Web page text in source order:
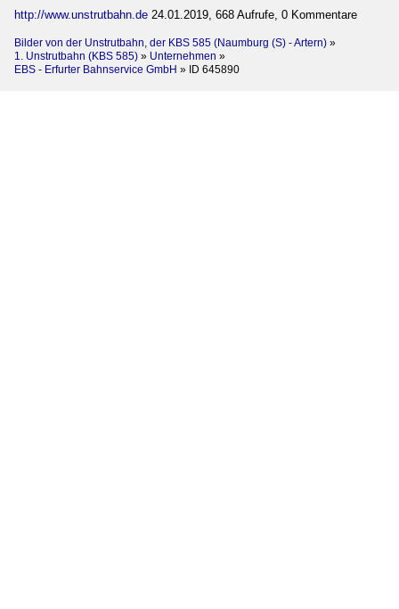
http://www.unstrutbahn.de 24.01.2019, 668 Aufrufe, 0 Kommentare
Bilder von der Unstrutbahn, der KBS 585 (Naumburg (S) - Artern) »
1. Unstrutbahn (KBS 585) » Unternehmen »
EBS - Erfurter Bahnservice GmbH » ID 645890